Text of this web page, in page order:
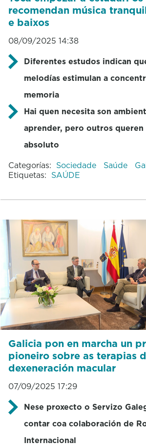
recomendan música
e baixos
08/09/2025 14:38
Diferentes estudos indican
melodías estimulan a
memoria
Hai quen necesita son
aprender, pero outros queren
absoluto
Categorías: Sociedade Saúde
Etiquetas: SAÚDE
Galicia pon en marcha un
pioneiro sobre as terapias
dexeneración macular
07/09/2025 17:29
Nese proxecto o Servizo
contar coa colaboración de
Internacional